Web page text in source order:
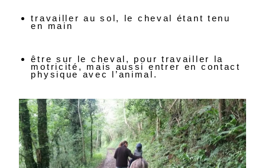
travailler au sol, le cheval étant tenu
en main
être sur le cheval, pour travailler la
motricité, mais aussi entrer en contact
physique avec l’animal.